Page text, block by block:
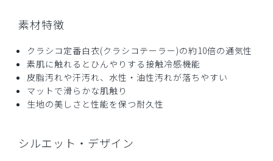
集中治療医様
購入確認済み
2025-07-09
素材特徴
クラシコ定番白衣(クラシコテーラー)の約10倍の通気性
素肌に触れるとひんやりする接触冷感機能
皮脂汚れや汗汚れ、水性・油性汚れが落ちやすい
マットで滑らかな肌触り
生地の美しさと性能を保つ耐久性
シルエット・デザイン